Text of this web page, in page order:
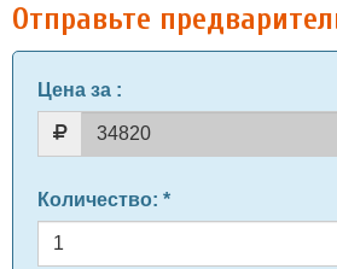
Отправьте
Цена за :
Количество: *